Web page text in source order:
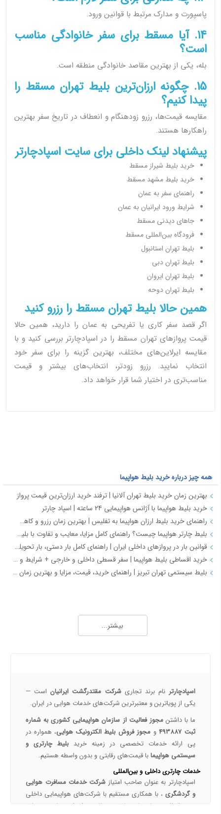
پاسپورت و مدارک مرتبط با قوانین ورود.
14. آیا مسقط برای سفر خانوادگی مناسب
است؟
بله، یکی از بهترین مقاصد خانوادگی منطقه است.
15. چگونه ارزان‌ترین بلیط تهران مسقط را
پیدا کنیم؟
مقایسه قیمت‌ها، رزرو زودهنگام و انعطاف در تاریخ سفر بهترین
راهکارها هستند.
پیشنهاد لینک داخلی برای سایت اسپادچارتر
خرید بلیط شیراز مسقط
خرید بلیط مشهد مسقط
راهنمای سفر به عمان
شرایط ورود ایرانیان به عمان
جاهای دیدنی مسقط
فرودگاه بین‌المللی مسقط
بلیط تهران استانبول
بلیط تهران دبی
بلیط تهران ایروان
بلیط تهران دوحه
همین حالا بلیط تهران مسقط را رزرو کنید
اگر قصد سفر کاری یا تفریحی به عمان را دارید، همین حالا
قیمت پروازهای تهران مسقط را در اسپادچارتر بررسی کنید و با
مقایسه ایرلاین‌های مختلف، بهترین گزینه را برای سفر خود
انتخاب نمایید. رزرو زودتر، انتخاب‌های بیشتر و قیمت
مناسب‌تری در اختیار شما قرار خواهد داد.
همه چیز درباره خرید بلیط هواپیما
بهترین زمان خرید بلیط تهران آلانیا | ترفند خرید ارزان‌ترین قیمت پرواز
خرید بلیط هواپیما با آژانس هواپیمایی 24 ساعته | اسپاد چارتر
راهنمای خرید بلیط ارزان هواپیما به تفلیس | بهترین زمان رزرو و کاهش هزینه سفر
بلیط چارتر هواپیما چیست؟ راهنمای کامل مزایا، معایب و تفاوت با بلیط سیستمی
قوانین بار در پروازهای داخلی ایران | راهنمای کامل بار دستی، بار تحویلی و مقررات حمل بار
خرید اقساطی بلیط هواپیما | سفر قسطی داخلی و خارجی + شرایط و مدارک | اسپادچارتر
بلیط سیستمی تهران تبریز | راهنمای خرید، قیمت، مزایا و بهترین زمان رزرو
همه چیز درباره خرید بلیط هواپیما 3
نکات مهم و کلیدی خرید بلیط هواپیما
رزرو بلیط پرواز داخلی با اسپادچارتر
خرید بلیط چارتر با اسپادچارتر | تجربه سفر ارزان، سریع و مطمئن
بلیط لحظه آخری هواپیما خرید بلیط ارزان هواپیما
تعیین قیمت بلیط‌های چارتری و سیستمی
بیشتر...
اسپادچارتر نام برند تجاریشرکت مقتدرگشت ایرانیاناست —
یکی از پویا‌ترین و معتبرترین شرکت‌های خدمات هوایی در ایران.
ما با داشتنمجوز فعالیت از سازمان هواپیمایی کشوری به شماره
ثبت 493887
و مجوز فروش بلیط الکترونیک هوایی، همواره در
پی ارائه خدمات تخصصی در زمینه خرید بلیط چارتری و
سیستمی هواپیمابا قیمت‌های رقابتی و بدون واسطه هستیم.
خدمات چارتری داخلی و بین‌المللی
اسپادچارتر به عنوان صاحب امتیازشرکت خدمات مسافرت هوایی
و گردشگری ، با همکاری مستقیم با شرکت‌های هواپیمایی داخلی
و بین‌المللی، برنامه‌های چارتری منظمی را برای مقاصد مختلف